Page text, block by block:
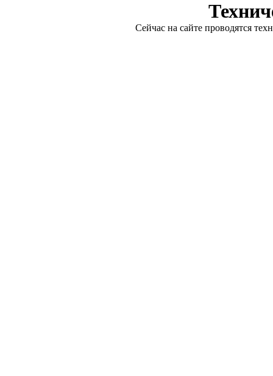
Сейчас на сайте проводятся